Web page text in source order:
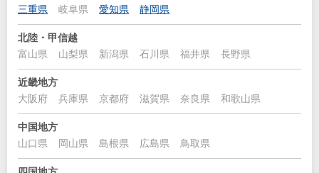
三重県
岐阜県 愛知県 静岡県
北陸・甲信越
富山県
山梨県 新潟県 石川県 福井県 長野県
近畿地方
大阪府
兵庫県 京都府 滋賀県 奈良県 和歌山県
中国地方
山口県
岡山県 島根県 広島県 鳥取県